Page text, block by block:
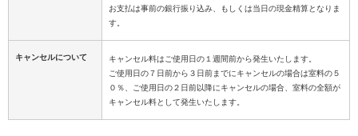
お支払は事前の銀行振り込み、もしくは当日の現金精算となりま
キャンセルについて
キャンセル料はご使用日の１週間前から発生いたします。
ご使用日の７日前から３日前までにキャンセルの場合は室料の５
０％、ご使用日の２日前以降にキャンセルの場合、室料の全額が